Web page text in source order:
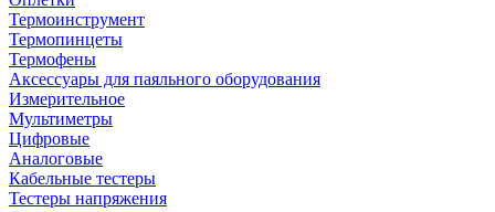
Термоинструмент
Термопинцеты
Термофены
Аксессуары для паяльного оборудования
Измерительное
Мультиметры
Цифровые
Аналоговые
Кабельные тестеры
Тестеры напряжения